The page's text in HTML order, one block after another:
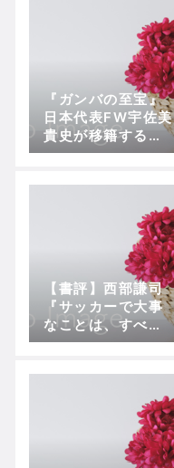
『ガンバの至宝』
日本代表FW宇佐美
貴史が移籍するド
イツの新興クラブ
を考察
【書評】西部謙司
『サッカーで大事
なことは、すべて
ゲームの中にあ